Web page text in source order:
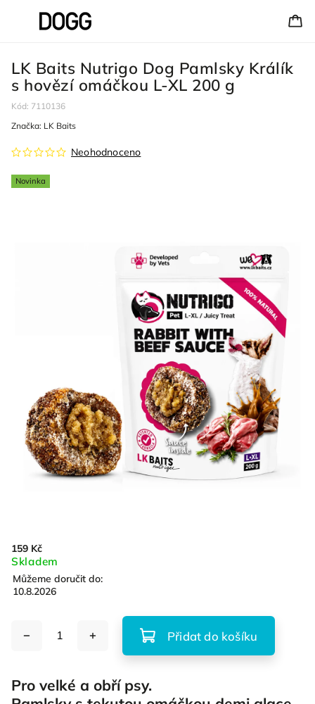
LK Baits Nutrigo Dog Pamlsky Králík
s hovězí omáčkou L-XL 200 g
Kód: 7110136
Novinka
Neohodnoceno
Značka: LK Baits
159 Kč
Skladem
Můžeme doručit do:
10.8.2026
Přidat do košíku
Pro velké a obří psy.